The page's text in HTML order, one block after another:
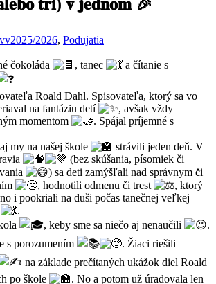
𝐭𝐫𝐢) 𝐯 𝐣𝐞𝐝𝐧𝐨𝐦 🎉
2025/2026, Podujatia
čokoláda , tanec
a čítanie s
Roald Dahl. Spisovateľa, ktorý sa vo
na fantáziu detí
, avšak vždy
momentom
. Spájal príjemné s
my na našej škole
strávili jeden deň. V
(bez skúšania, písomiek či
) sa deti zamýšľali nad správnym či
, hodnotili odmenu či trest
, ktorý
i pookriali na duši počas tanečnej veľkej
.
, keby sme sa niečo aj nenaučili
.
s porozumením
. Žiaci riešili
na základe prečítaných ukážok diel Roald
po škole
. No a potom už úradovala len